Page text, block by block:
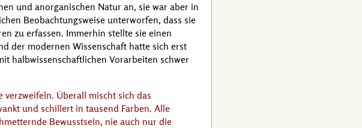
und anorganischen Natur an, sie war aber in
Beobachtungsweise unterworfen, dass sie
zu erfassen. Immerhin stellte sie einen
der modernen Wissenschaft hatte sich erst
halbwissenschaftlichen Vorarbeiten schwer
Überall mischt sich das
und schillert in tausend Farben. Alle
Bewusstsein, nie auch nur die